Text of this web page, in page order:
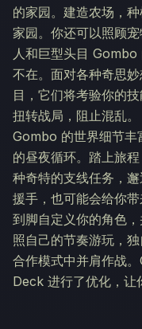
的家园。建造农场，
家园。你还可以照顾
人和巨型头目 Gombo
不在。面对各种奇思
目，它们将考验你的
扭转战局，阻止混乱
Gombo 的世界细节丰
的昼夜循环。踏上旅
种奇特的支线任务，
援手，也可能会给你
到脚自定义你的角色
照自己的节奏游玩，
合作模式中并肩作战
Deck 进行了优化，让